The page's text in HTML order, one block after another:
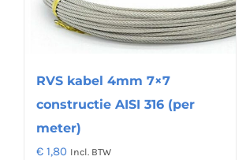
RVS kabel 4mm 7×7
constructie AISI 316 (per
meter)
€ 1,80 Incl. BTW